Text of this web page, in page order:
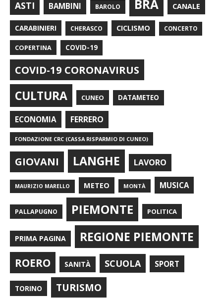
ASTI BAMBINI BAROLO BRA CANALE
CARABINIERI CHERASCO CICLISMO CONCERTO
COPERTINA COVID-19
COVID-19 CORONAVIRUS
CULTURA CUNEO DATAMETEO
ECONOMIA FERRERO
FONDAZIONE CRC (CASSA RISPARMIO DI CUNEO)
GIOVANI LANGHE LAVORO
MAURIZIO MARELLO METEO MONTÀ MUSICA
PALLAPUGNO PIEMONTE POLITICA
PRIMA PAGINA REGIONE PIEMONTE
ROERO SANITÀ SCUOLA SPORT
TORINO TURISMO